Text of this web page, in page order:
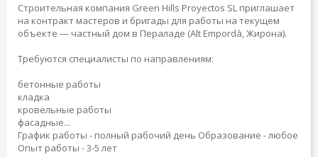
Строительная компания Green Hills Proyectos SL приглашает
на контракт мастеров и бригады для работы на текущем
объекте — частный дом в Пераладе (Alt Empordà, Жирона).
Требуются специалисты по направлениям:
бетонные работы
кладка
кровельные работы
фасадные...
График работы - полный рабочий день Образование - любое
Опыт работы - 3-5 лет